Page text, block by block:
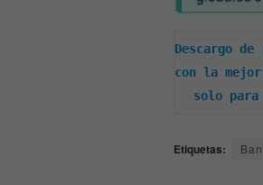
Descargo
con la
solo
Etiquetas: